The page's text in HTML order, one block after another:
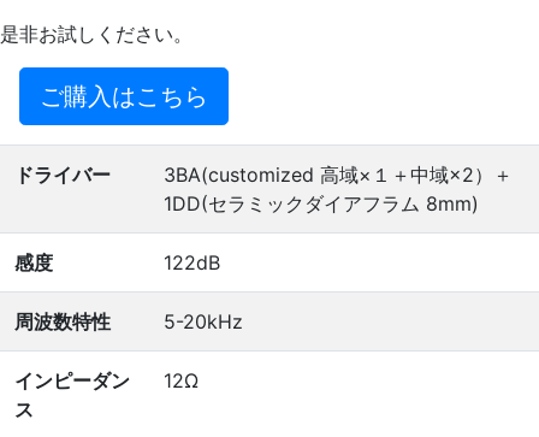
是非お試しください。
ご購入はこちら
ドライバー
3BA(customized 高域×１＋中域×2）＋
1DD(セラミックダイアフラム 8mm)
感度 122dB
周波数特性 5-20kHz
インピーダン
ス
12Ω